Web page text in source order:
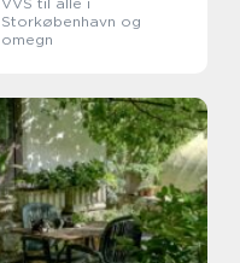
Storkøbenhavn og
omegn